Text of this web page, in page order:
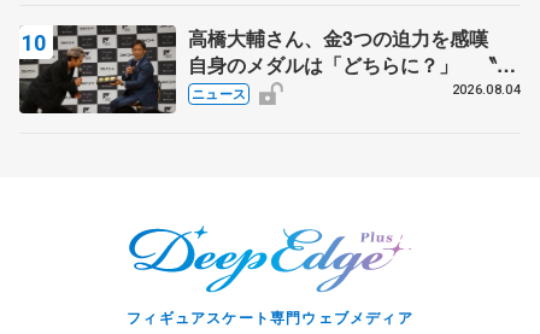
高橋大輔さん、金3つの迫力を感嘆
自身のメダルは「どちらに？」 〝リ
ス兄弟〟オリンピック3連覇の野村忠
ニュース 2026.08.04
フィギュアスケート専門ウェブメディア